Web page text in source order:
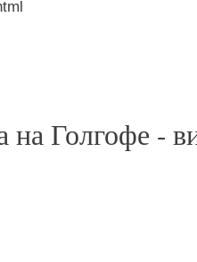
на Голгофе -